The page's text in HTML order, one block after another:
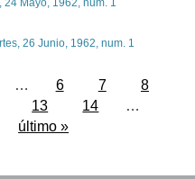
24 Mayo, 1962, num. 1
26 Junio, 1962, num. 1
… 6 7
8
13 14
…
último »